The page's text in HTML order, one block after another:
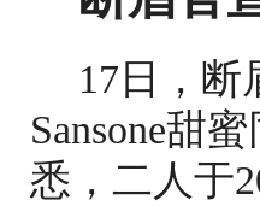
17日，断
Sansone甜
悉，二人于